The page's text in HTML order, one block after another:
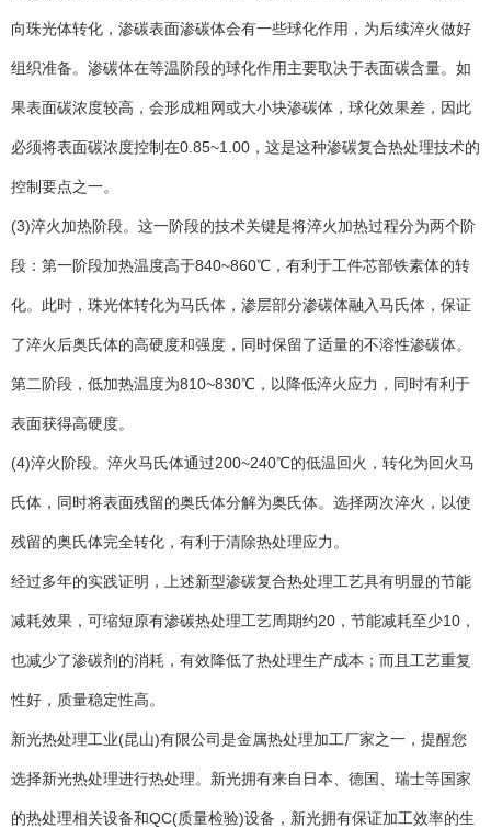
向珠光体转化，渗碳表面渗碳体会有一些球化作用，为后续淬火做好
组织准备。渗碳体在等温阶段的球化作用主要取决于表面碳含量。如
果表面碳浓度较高，会形成粗网或大小块渗碳体，球化效果差，因此
必须将表面碳浓度控制在0.85~1.00，这是这种渗碳复合热处理技术的
控制要点之一。
(3)淬火加热阶段。这一阶段的技术关键是将淬火加热过程分为两个阶
段：第一阶段加热温度高于840~860℃，有利于工件芯部铁素体的转
化。此时，珠光体转化为马氏体，渗层部分渗碳体融入马氏体，保证
了淬火后奥氏体的高硬度和强度，同时保留了适量的不溶性渗碳体。
第二阶段，低加热温度为810~830℃，以降低淬火应力，同时有利于
表面获得高硬度。
(4)淬火阶段。淬火马氏体通过200~240℃的低温回火，转化为回火马
氏体，同时将表面残留的奥氏体分解为奥氏体。选择两次淬火，以使
残留的奥氏体完全转化，有利于清除热处理应力。
经过多年的实践证明，上述新型渗碳复合热处理工艺具有明显的节能
减耗效果，可缩短原有渗碳热处理工艺周期约20，节能减耗至少10，
也减少了渗碳剂的消耗，有效降低了热处理生产成本；而且工艺重复
性好，质量稳定性高。
新光热处理工业(昆山)有限公司是金属热处理加工厂家之一，提醒您
选择新光热处理进行热处理。新光拥有来自日本、德国、瑞士等国家
的热处理相关设备和QC(质量检验)设备，新光拥有保证加工效率的生